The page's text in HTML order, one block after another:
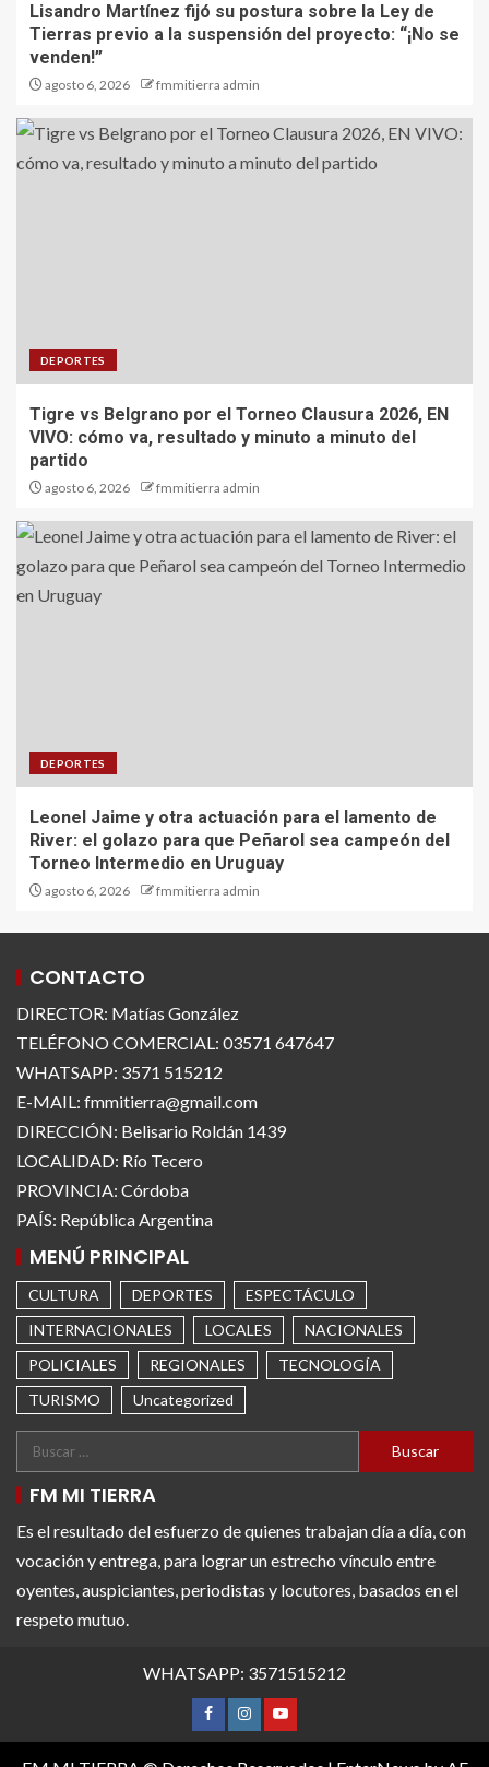
Lisandro Martínez fijó su postura sobre la Ley de
Tierras previo a la suspensión del proyecto: “¡No se
venden!”
agosto 6, 2026 fmmitierra admin
DEPORTES
Tigre vs Belgrano por el Torneo Clausura 2026, EN
VIVO: cómo va, resultado y minuto a minuto del
partido
agosto 6, 2026 fmmitierra admin
DEPORTES
Leonel Jaime y otra actuación para el lamento de
River: el golazo para que Peñarol sea campeón del
Torneo Intermedio en Uruguay
agosto 6, 2026 fmmitierra admin
CONTACTO
DIRECTOR: Matías González
TELÉFONO COMERCIAL: 03571 647647
WHATSAPP: 3571 515212
E-MAIL: fmmitierra@gmail.com
DIRECCIÓN: Belisario Roldán 1439
LOCALIDAD: Río Tecero
PROVINCIA: Córdoba
PAÍS: República Argentina
MENÚ PRINCIPAL
CULTURA DEPORTES
ESPECTÁCULO
INTERNACIONALES
LOCALES
NACIONALES
POLICIALES
REGIONALES
TECNOLOGÍA
TURISMO
Uncategorized
FM MI TIERRA
Es el resultado del esfuerzo de quienes trabajan día a día, con
vocación y entrega, para lograr un estrecho vínculo entre
oyentes, auspiciantes, periodistas y locutores, basados en el
respeto mutuo.
WHATSAPP: 3571515212